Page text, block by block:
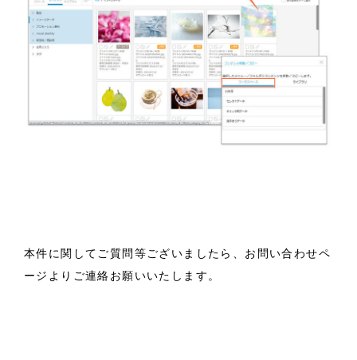
本件に関してご質問等ございましたら、 お問い合わせペ
ージ よりご連絡お願いいたします。